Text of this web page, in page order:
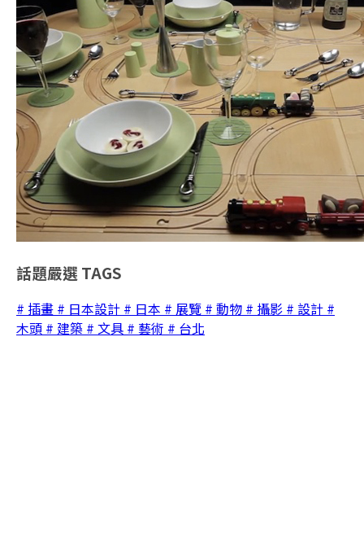
話題嚴選 TAGS
# 插畫 # 日本設計 # 日本 # 展覽 # 動物 # 攝影 # 設計 #
木頭 # 建築 # 文具 # 藝術 # 台北